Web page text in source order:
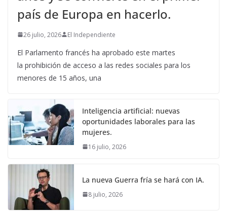
país de Europa en hacerlo.
26 julio, 2026 El Independiente
El Parlamento francés ha aprobado este martes
la prohibición de acceso a las redes sociales para los
menores de 15 años, una
Inteligencia artificial: nuevas
oportunidades laborales para las
mujeres.
16 julio, 2026
La nueva Guerra fría se hará con IA.
8 julio, 2026